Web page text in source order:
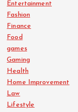
Entertainment
Fashion
Finance
Food
games
Gaming
Health
Home Improvement
Law
Lifestyle